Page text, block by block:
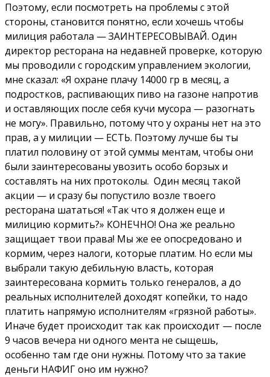
Поэтому, если посмотреть на проблемы с этой
стороны, становится понятно, если хочешь чтобы
милиция работала — ЗАИНТЕРЕСОВЫВАЙ. Один
директор ресторана на недавней проверке, которую
мы проводили с городским управлением экологии,
мне сказал: «Я охране плачу 14000 гр в месяц, а
подростков, распивающих пиво на газоне напротив
и оставляющих после себя кучи мусора — разогнать
не могу». Правильно, потому что у охраны нет на это
прав, а у милиции — ЕСТЬ. Поэтому лучше бы ты
платил половину от этой суммы ментам, чтобы они
были заинтересованы увозить особо борзых и
составлять на них протоколы. Один месяц такой
акции — и сразу бы попустило возле твоего
ресторана шататься! «Так что я должен еще и
милицию кормить?» КОНЕЧНО! Она же реально
защищает твои права! Мы же ее опосредовано и
кормим, через налоги, которые платим. Но если мы
выбрали такую дебильную власть, которая
заинтересована кормить только генералов, а до
реальных исполнителей доходят копейки, то надо
платить напрямую исполнителям «грязной работы».
Иначе будет происходит так как происходит — после
9 часов вечера ни одного мента не сыщешь,
особенно там где они нужны. Потому что за такие
деньги НАФИГ оно им нужно?